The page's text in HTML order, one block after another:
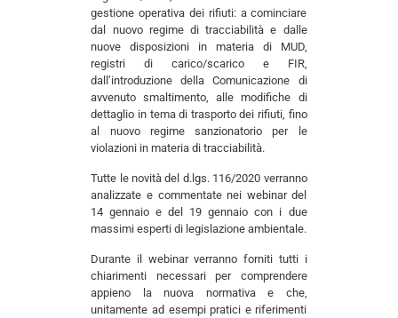
gestione operativa dei rifiuti: a cominciare
dal nuovo regime di tracciabilità e dalle
nuove disposizioni in materia di MUD,
registri di carico/scarico e FIR,
dall’introduzione della Comunicazione di
avvenuto smaltimento, alle modifiche di
dettaglio in tema di trasporto dei rifiuti, fino
al nuovo regime sanzionatorio per le
violazioni in materia di tracciabilità.
Tutte le novità del d.lgs. 116/2020 verranno
analizzate e commentate nei webinar del
14 gennaio e del 19 gennaio con i due
massimi esperti di legislazione ambientale.
Durante il webinar verranno forniti tutti i
chiarimenti necessari per comprendere
appieno la nuova normativa e che,
unitamente ad esempi pratici e riferimenti